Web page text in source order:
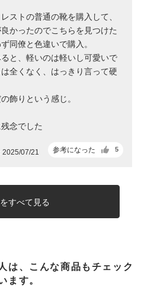
ストの普通の靴を購入して、
かったのでこちらを見つけた
同僚と色違いで購入。
と、軽いのは軽いし可愛いで
全くなく、はっきり言って硬
飾りという感じ。
念でした
参考になった 5
2025/07/21
すべて見る
は、こんな商品もチェック
ます。